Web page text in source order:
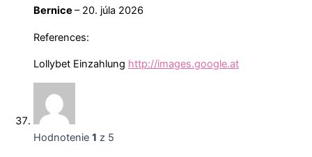
Bernice – 20. júla 2026
References:
Lollybet Einzahlung http://images.google.at
Hodnotenie 1 z 5